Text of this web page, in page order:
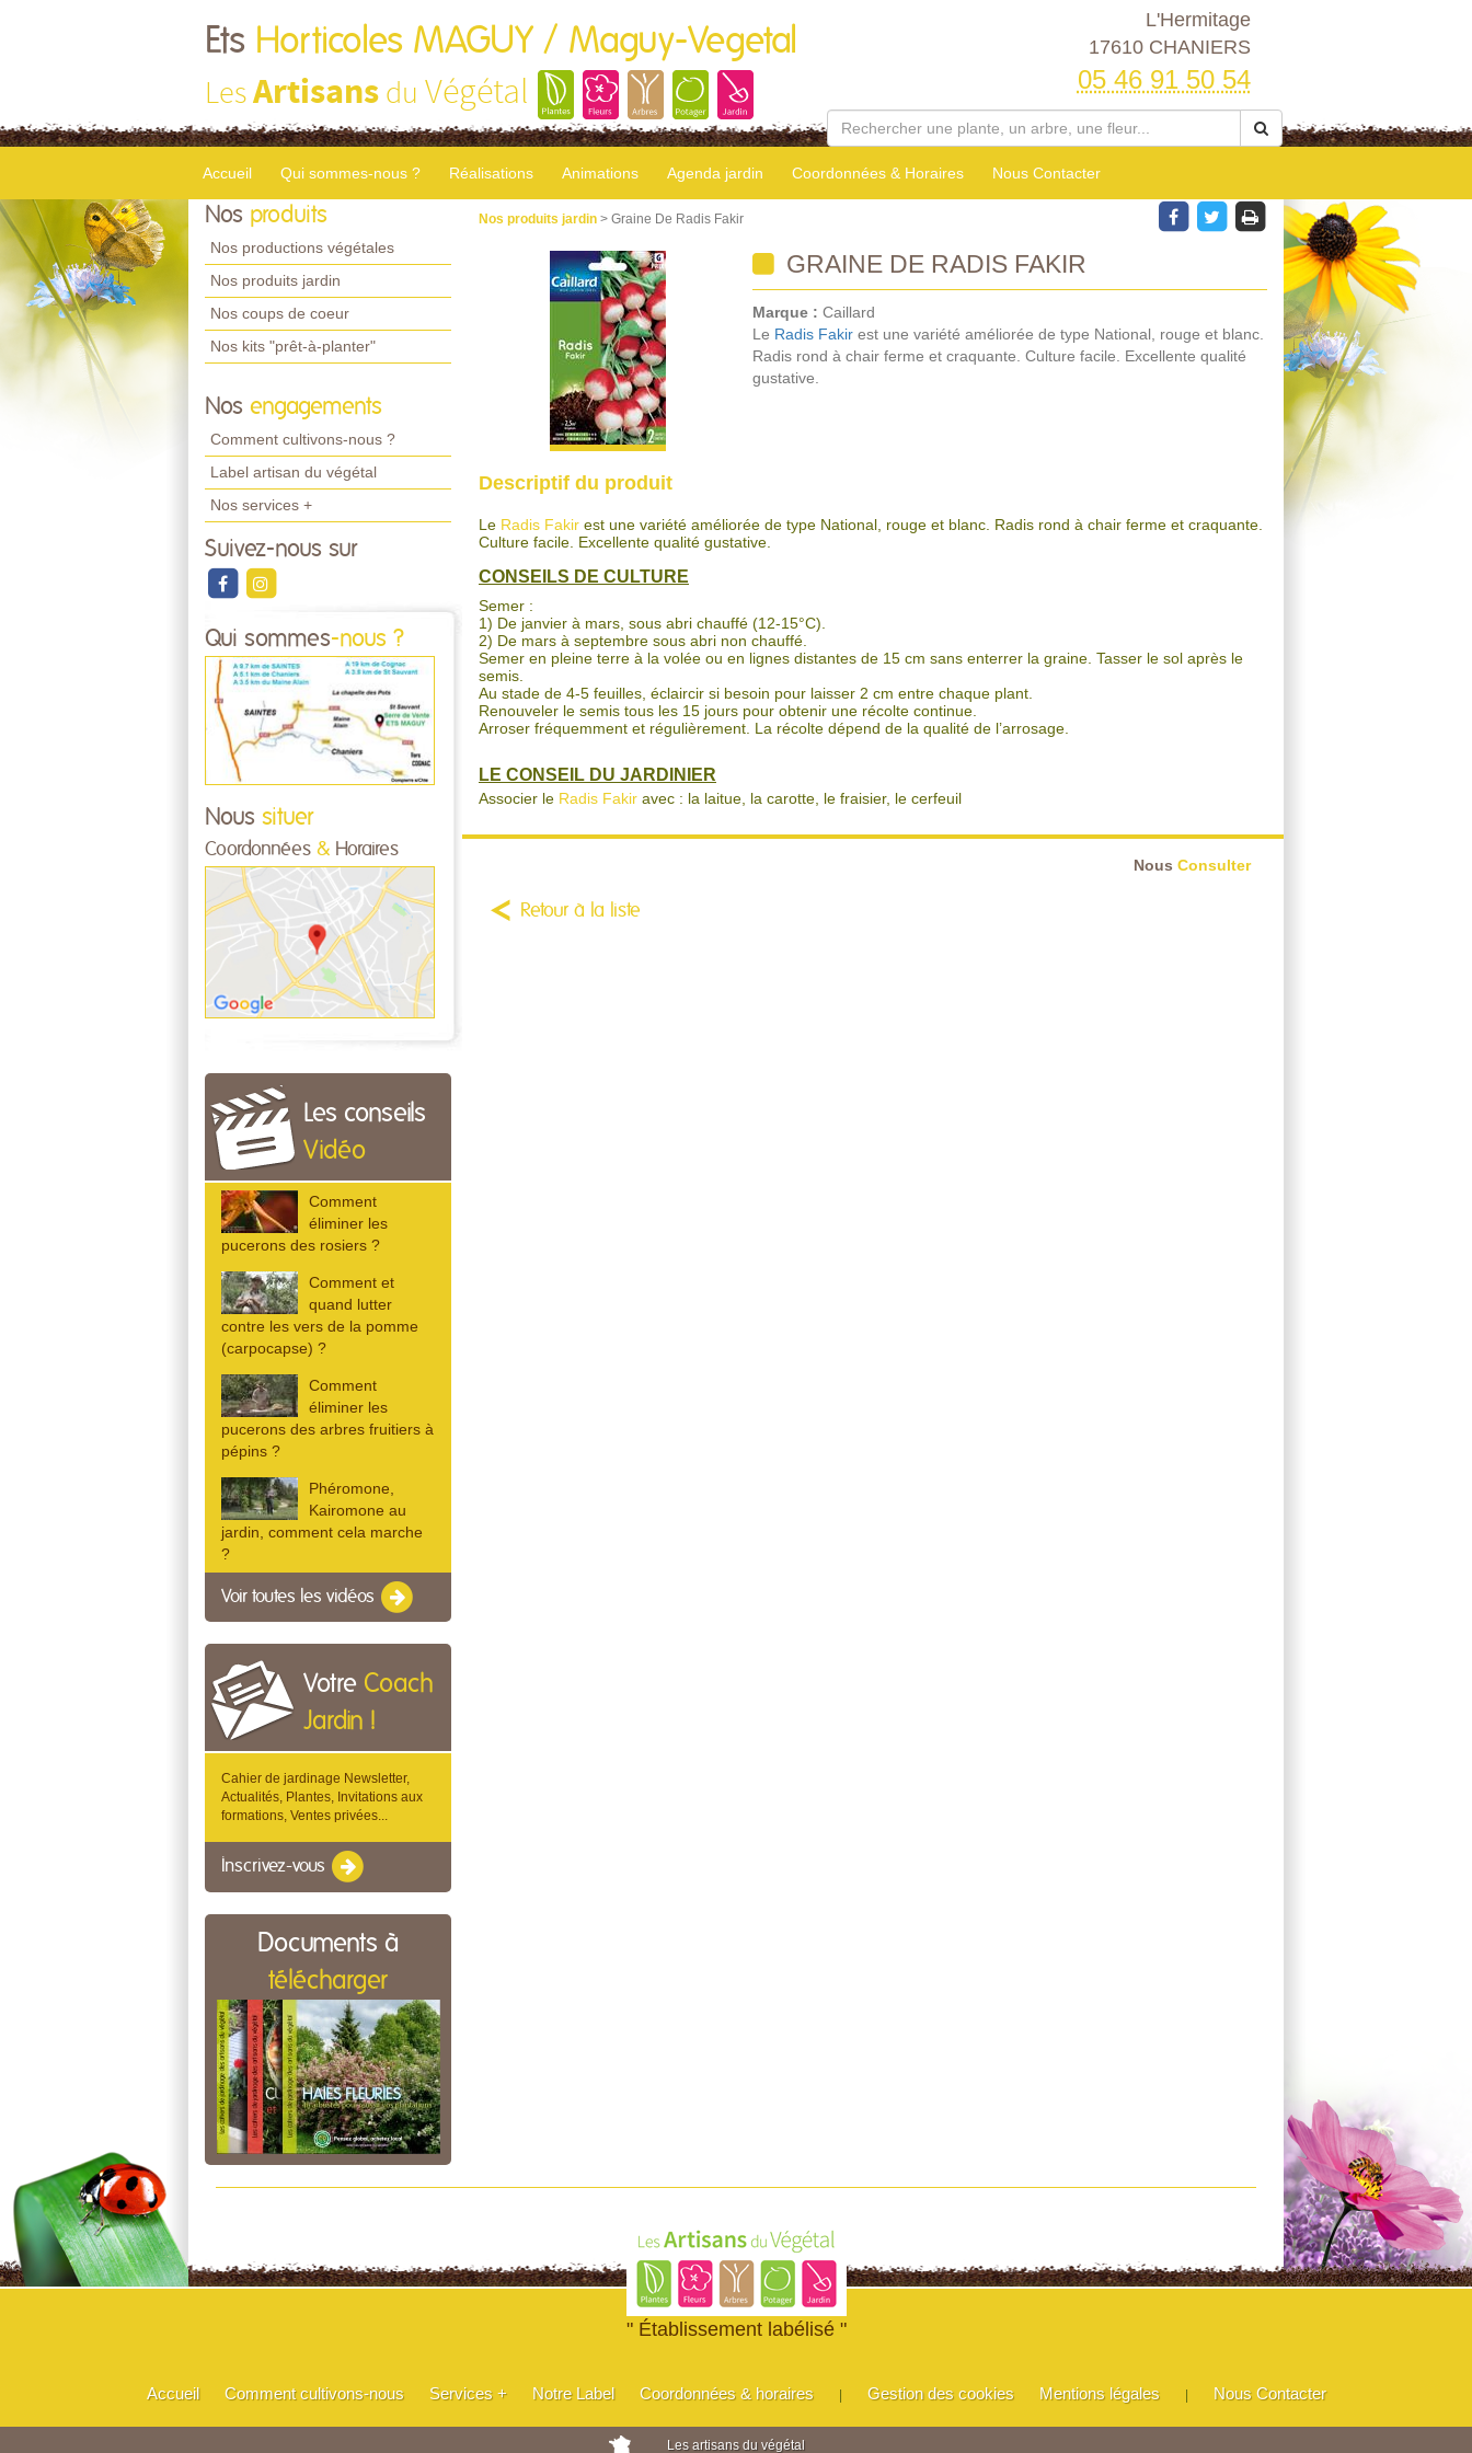
Ets Horticoles MAGUY / Maguy-Vegetal
LesArtisans du Végétal
L'Hermitage
17610 CHANIERS
05 46 91 50 54
Accueil Qui sommes-nous ? Réalisations Animations Agenda jardin Coordonnées & Horaires Nous Contacter
Nos produits
Nos productions végétales
Nos produits jardin
Nos coups de coeur
Nos kits "prêt-à-planter"
Nos engagements
Comment cultivons-nous ?
Label artisan du végétal
Nos services +
Suivez-nous sur
Qui sommes-nous ?
Nous situer
Coordonnées & Horaires
Les conseils
Vidéo
Comment
éliminer les
pucerons des rosiers ?
Comment et
quand lutter
contre les vers de la pomme
(carpocapse) ?
Comment
éliminer les
pucerons des arbres fruitiers à
pépins ?
Phéromone,
Kairomone au
jardin, comment cela marche
?
Voir toutes les vidéos
Votre Coach
Jardin !
Cahier de jardinage Newsletter,
Actualités, Plantes, Invitations aux
formations, Ventes privées...
Inscrivez-vous
Documents à
télécharger
Nos produits jardin > Graine De Radis Fakir
GRAINE DE RADIS FAKIR
Marque : Caillard
Le Radis Fakir est une variété améliorée de type National, rouge et blanc.
Radis rond à chair ferme et craquante. Culture facile. Excellente qualité
gustative.
Descriptif du produit
Le Radis Fakir est une variété améliorée de type National, rouge et blanc. Radis rond à chair ferme et craquante.
Culture facile. Excellente qualité gustative.
CONSEILS DE CULTURE
Semer :
1) De janvier à mars, sous abri chauffé (12-15°C).
2) De mars à septembre sous abri non chauffé.
Semer en pleine terre à la volée ou en lignes distantes de 15 cm sans enterrer la graine. Tasser le sol après le
semis.
Au stade de 4-5 feuilles, éclaircir si besoin pour laisser 2 cm entre chaque plant.
Renouveler le semis tous les 15 jours pour obtenir une récolte continue.
Arroser fréquemment et régulièrement. La récolte dépend de la qualité de l’arrosage.
LE CONSEIL DU JARDINIER
Associer le Radis Fakir avec : la laitue, la carotte, le fraisier, le cerfeuil
Nous Consulter
Retour à la liste
" Établissement labélisé "
Accueil Comment cultivons-nous Services + Notre Label Coordonnées & horaires Gestion des cookies Mentions légales Nous Contacter
Les artisans du végétal